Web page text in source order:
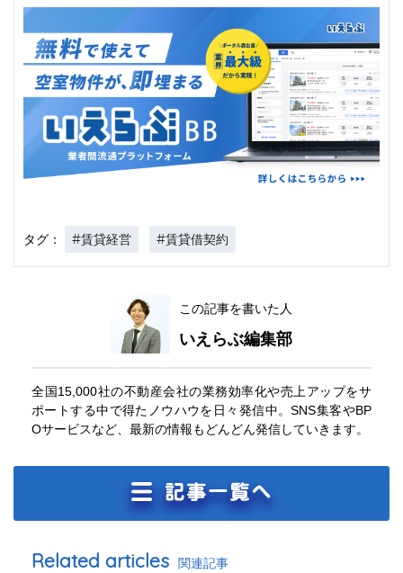
タグ： #賃貸経営 #賃貸借契約
この記事を書いた人
いえらぶ編集部
全国15,000社の不動産会社の業務効率化や売上アップをサ
ポートする中で得たノウハウを日々発信中。SNS集客やBP
Oサービスなど、最新の情報もどんどん発信していきます。
Related articles 関連記事